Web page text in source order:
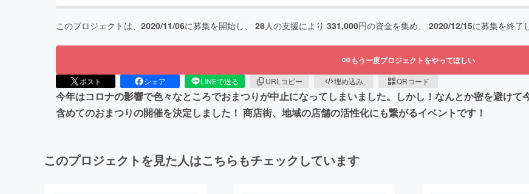
このプロジェクトは、 2020/11/06に募集を開始し、 28人の支援により 331,000円の資金を集め、 2020/12/15に募集を終了
もう一度プロジェクトをやってほしい
ポスト シェア LINEで送る URLコピー 埋め込み QRコード
今年はコロナの影響で色々なところでおまつりが中止になってしまいました。しかし！なんとか密を避け
含めてのおまつりの開催を決定しました！ 商店街、地域の店舗の活性化にも繋がるイベントです！
このプロジェクトを見た人はこちらもチェックしています